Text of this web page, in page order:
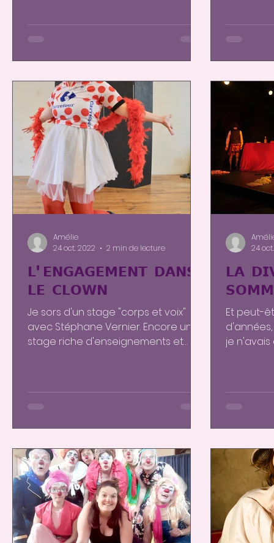
𝗟'𝗘𝗡𝗚𝗔𝗚𝗘𝗠𝗘𝗡𝗧 𝗗𝗔𝗡𝗦
𝗟𝗘 𝗖𝗟𝗢𝗪𝗡
Je sors d'un stage "corps et voix"
avec Stéphane Vernier. Encore un
stage riche d'enseignements et
Amélie
24 oct. 2022
2 min de lecture
𝗟𝗔
Et peut-
je
24